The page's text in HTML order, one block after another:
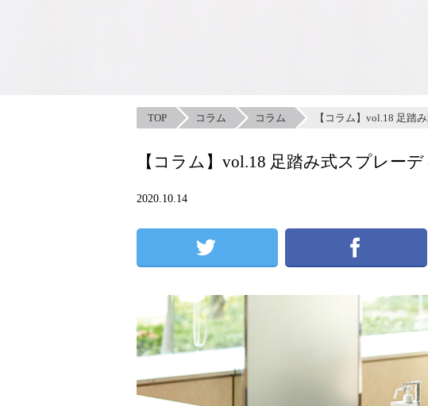
TOP コラム コラム 【コラム】vol.18 足踏
【コラム】vol.18 足踏み式スプレー
2020.10.14